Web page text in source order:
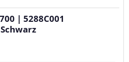
| 5288C001